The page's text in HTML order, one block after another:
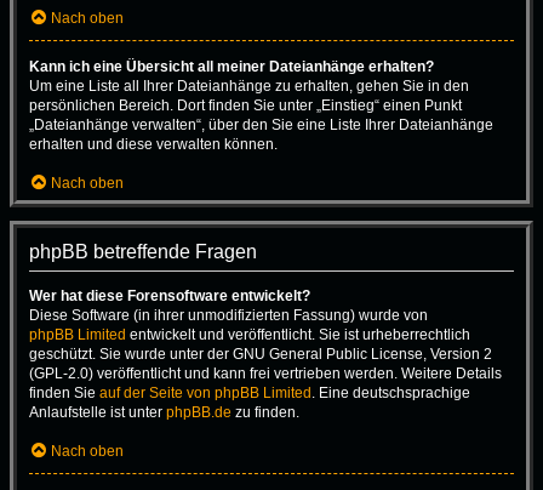
Nach oben
Kann ich eine Übersicht all meiner Dateianhänge erhalten?
Um eine Liste all Ihrer Dateianhänge zu erhalten, gehen Sie in den
persönlichen Bereich. Dort finden Sie unter „Einstieg“ einen Punkt
„Dateianhänge verwalten“, über den Sie eine Liste Ihrer Dateianhänge
erhalten und diese verwalten können.
Nach oben
phpBB betreffende Fragen
Wer hat diese Forensoftware entwickelt?
Diese Software (in ihrer unmodifizierten Fassung) wurde von
phpBB Limited entwickelt und veröffentlicht. Sie ist urheberrechtlich
geschützt. Sie wurde unter der GNU General Public License, Version 2
(GPL-2.0) veröffentlicht und kann frei vertrieben werden. Weitere Details
finden Sie auf der Seite von phpBB Limited . Eine deutschsprachige
Anlaufstelle ist unter phpBB.de zu finden.
Nach oben